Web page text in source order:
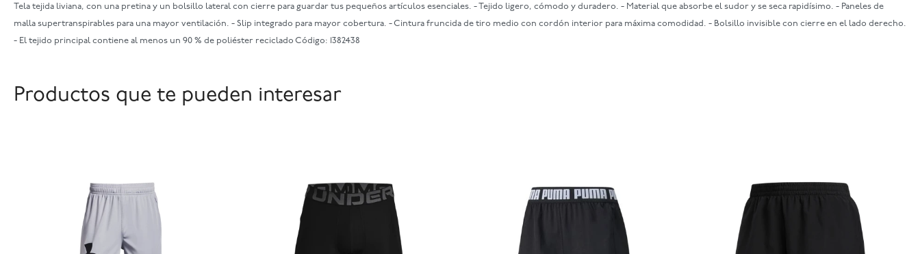
Tela tejida liviana, con una pretina y un bolsillo lateral con cierre para guardar tus pequeños artículos esenciales. - Tejido ligero, cómodo y duradero. - Material que absorbe el sudor y se seca rapidísimo. - Paneles de
malla supertranspirables para una mayor ventilación. - Slip integrado para mayor cobertura. - Cintura fruncida de tiro medio con cordón interior para máxima comodidad. - Bolsillo invisible con cierre en el lado derecho.
- El tejido principal contiene al menos un 90 % de poliéster reciclado Código: 1382438
Productos que te pueden interesar